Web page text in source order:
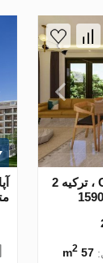
آپارتمان در در Ceylife Avsallar ، ترکیه 2
57 m
2